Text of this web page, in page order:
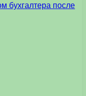
бухгалтера после